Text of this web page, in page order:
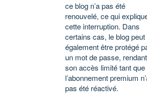
ce blog n’a pas été
renouvelé, ce qui
cette interruption. Dans
certains cas, le blog peut
également être protégé
un mot de passe, rendant
son accès limité tant que
l’abonnement premium
pas été réactivé.